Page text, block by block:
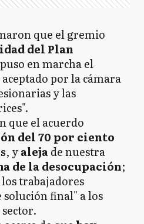
que el gremio
del Plan
en marcha el
por la cámara
y las
que el acuerdo
del 70 por ciento
, yalejade nuestra
de la desocupación;
trabajadores
final" a los